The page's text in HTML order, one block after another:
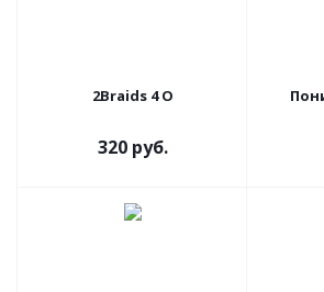
2Braids 4 О
320 руб.